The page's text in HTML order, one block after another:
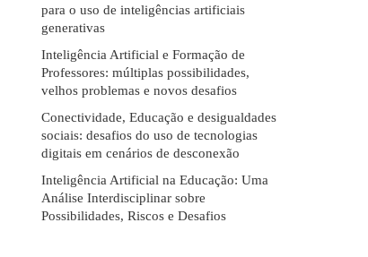
para o uso de inteligências artificiais
generativas
Inteligência Artificial e Formação de
Professores: múltiplas possibilidades,
velhos problemas e novos desafios
Conectividade, Educação e desigualdades
sociais: desafios do uso de tecnologias
digitais em cenários de desconexão
Inteligência Artificial na Educação: Uma
Análise Interdisciplinar sobre
Possibilidades, Riscos e Desafios